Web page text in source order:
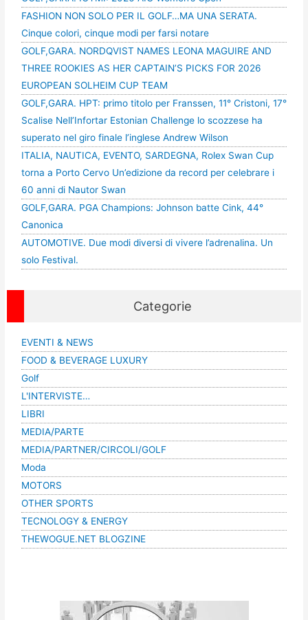
FASHION NON SOLO PER IL GOLF…MA UNA SERATA.
Cinque colori, cinque modi per farsi notare
GOLF,GARA. NORDQVIST NAMES LEONA MAGUIRE AND
THREE ROOKIES AS HER CAPTAIN’S PICKS FOR 2026
EUROPEAN SOLHEIM CUP TEAM
GOLF,GARA. HPT: primo titolo per Franssen, 11° Cristoni, 17°
Scalise Nell’Infortar Estonian Challenge lo scozzese ha
superato nel giro finale l’inglese Andrew Wilson
ITALIA, NAUTICA, EVENTO, SARDEGNA, Rolex Swan Cup
torna a Porto Cervo Un’edizione da record per celebrare i
60 anni di Nautor Swan
GOLF,GARA. PGA Champions: Johnson batte Cink, 44°
Canonica
AUTOMOTIVE. Due modi diversi di vivere l’adrenalina. Un
solo Festival.
Categorie
EVENTI & NEWS
FOOD & BEVERAGE LUXURY
Golf
L'INTERVISTE…
LIBRI
MEDIA/PARTE
MEDIA/PARTNER/CIRCOLI/GOLF
Moda
MOTORS
OTHER SPORTS
TECNOLOGY & ENERGY
THEWOGUE.NET BLOGZINE